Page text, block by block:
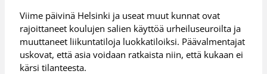
Viime päivinä Helsinki ja useat muut kunnat ovat
rajoittaneet koulujen salien käyttöä urheiluseuroilta ja
muuttaneet liikuntatiloja luokkatiloiksi. Päävalmentajat
uskovat, että asia voidaan ratkaista niin, että kukaan ei
kärsi tilanteesta.